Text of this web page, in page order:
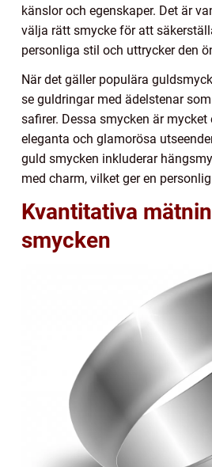
känslor och egenskaper. Det är
välja rätt smycke för att
personliga stil och uttrycker den
När det gäller populära
se guldringar med ädelstenar
safirer. Dessa smycken är
eleganta och glamorösa
guld smycken inkluderar
med charm, vilket ger en
Kvantitativa
smycken